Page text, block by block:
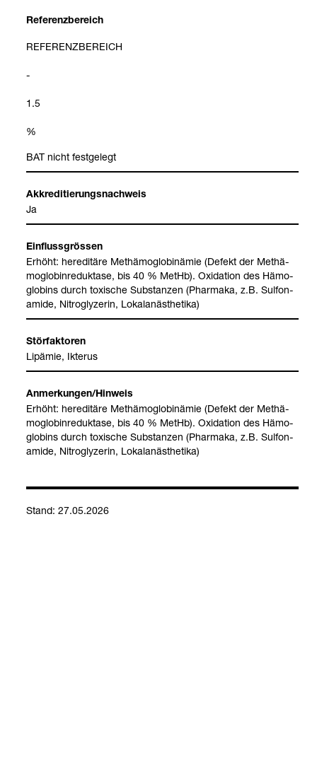
Refe­renz­be­reich
REFE­RENZ­BE­REICH
-
1.5
%
BAT nicht fest­ge­legt
Akkre­di­tie­rungs­nach­weis
Ja
Ein­fluss­grös­sen
Erhöht: heredi­täre Met­hä­mo­glo­bin­ämie (Defekt der Met­hä­
mo­glo­bin­re­duktase, bis 40 % MetHb). Oxi­da­tion des Hämo­
glo­bins durch toxi­sche Sub­stan­zen (Phar­maka, z.B. Sul­fo­n­
amide, Nitro­gly­ze­rin, Lokal­an­äs­the­tika)
Stör­fak­to­ren
Lipä­mie, Ikte­rus
Anmer­kun­gen/Hin­weis
Erhöht: heredi­täre Met­hä­mo­glo­bin­ämie (Defekt der Met­hä­
mo­glo­bin­re­duktase, bis 40 % MetHb). Oxi­da­tion des Hämo­
glo­bins durch toxi­sche Sub­stan­zen (Phar­maka, z.B. Sul­fo­n­
amide, Nitro­gly­ze­rin, Lokal­an­äs­the­tika)
Stand: 27.05.2026